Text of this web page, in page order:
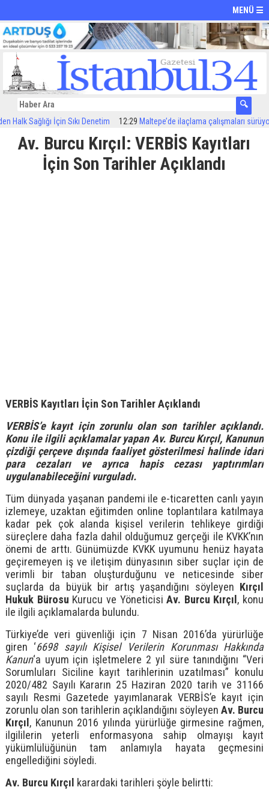
MENÜ ☰
İçin Sıkı Denetim 12:29 Maltepe’de ilaçlama çalışmaları sürüyor
Av. Burcu Kırçıl: VERBİS Kayıtları
İçin Son Tarihler Açıklandı
VERBİS Kayıtları İçin Son Tarihler Açıklandı
VERBİS’e kayıt için zorunlu olan son tarihler açıklandı.
Konu ile ilgili açıklamalar yapan Av. Burcu Kırçıl, Kanunun
çizdiği çerçeve dışında faaliyet gösterilmesi halinde idari
para cezaları ve ayrıca hapis cezası yaptırımları
uygulanabileceğini vurguladı.
Tüm dünyada yaşanan pandemi ile e-ticaretten canlı yayın
izlemeye, uzaktan eğitimden online toplantılara katılmaya
kadar pek çok alanda kişisel verilerin tehlikeye girdiği
süreçlere daha fazla dahil olduğumuz gerçeği ile KVKK’nın
önemi de arttı. Günümüzde KVKK uyumunu henüz hayata
geçiremeyen iş ve iletişim dünyasının siber suçlar için de
verimli bir taban oluşturduğunu ve neticesinde siber
suçlarda da büyük bir artış yaşandığını söyleyen Kırçıl
Hukuk Bürosu Kurucu ve YöneticisiAv. Burcu Kırçıl , konu
ile ilgili açıklamalarda bulundu.
Türkiye’de veri güvenliği için 7 Nisan 2016’da yürürlüğe
giren ‘6698 sayılı Kişisel Verilerin Korunması Hakkında
Kanun‘a uyum için işletmelere 2 yıl süre tanındığını “Veri
Sorumluları Siciline kayıt tarihlerinin uzatılması” konulu
2020/482 Sayılı Kararın 25 Haziran 2020 tarih ve 31166
sayılı Resmi Gazetede yayımlanarak VERBİS’e kayıt için
zorunlu olan son tarihlerin açıklandığını söyleyenAv. Burcu
Kırçıl , Kanunun 2016 yılında yürürlüğe girmesine rağmen,
ilgililerin yeterli enformasyona sahip olmayışı kayıt
yükümlülüğünün tam anlamıyla hayata geçmesini
engellediğini söyledi.
Av. Burcu Kırçıl karardaki tarihleri şöyle belirtti: